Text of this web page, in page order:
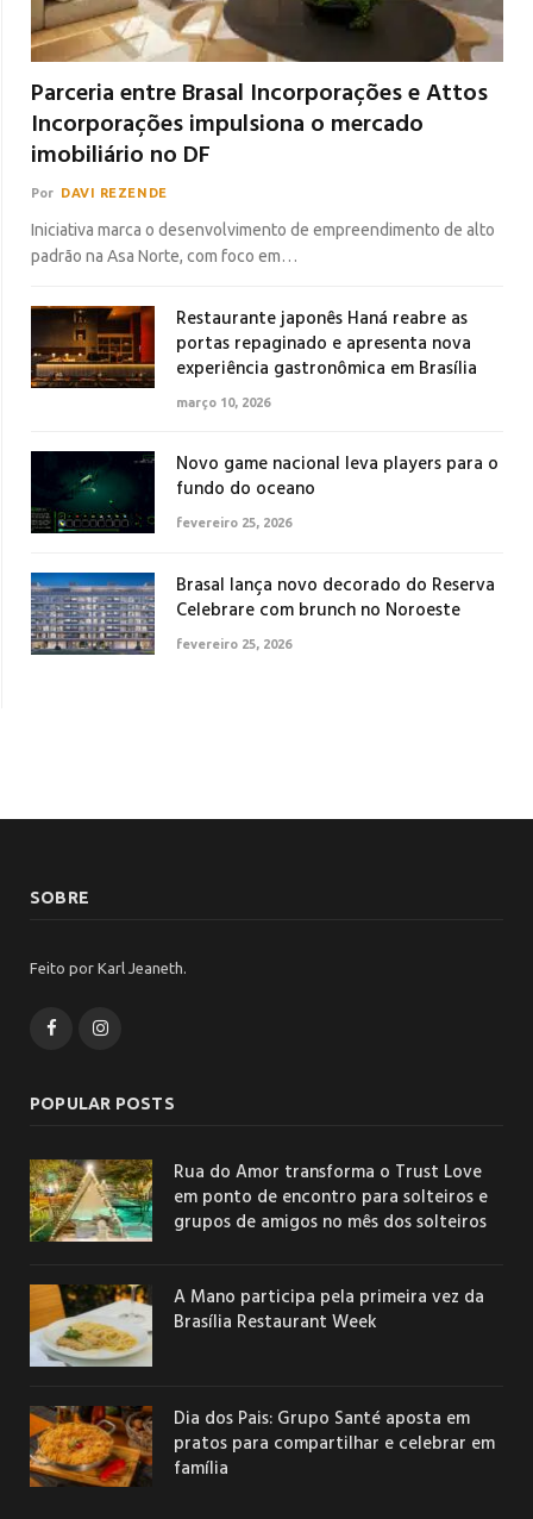
Parceria entre Brasal Incorporações e Attos
Incorporações impulsiona o mercado
imobiliário no DF
Por DAVI REZENDE
Iniciativa marca o desenvolvimento de empreendimento de alto
padrão na Asa Norte, com foco em…
Restaurante japonês Haná reabre as
portas repaginado e apresenta nova
experiência gastronômica em Brasília
março 10, 2026
Novo game nacional leva players para o
fundo do oceano
fevereiro 25, 2026
Brasal lança novo decorado do Reserva
Celebrare com brunch no Noroeste
fevereiro 25, 2026
SOBRE
Feito por Karl Jeaneth.
FacebookInstagram
POPULAR POSTS
Rua do Amor transforma o Trust Love
em ponto de encontro para solteiros e
grupos de amigos no mês dos solteiros
A Mano participa pela primeira vez da
Brasília Restaurant Week
Dia dos Pais: Grupo Santé aposta em
pratos para compartilhar e celebrar em
família